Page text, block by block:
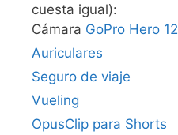
cuesta igual):
Cámara GoPro Hero 12
Auriculares
Seguro de viaje
Vueling
OpusClip para Shorts